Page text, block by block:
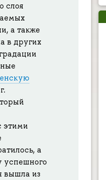
слоя
а также
в других
этими
а
успешного
вышла из